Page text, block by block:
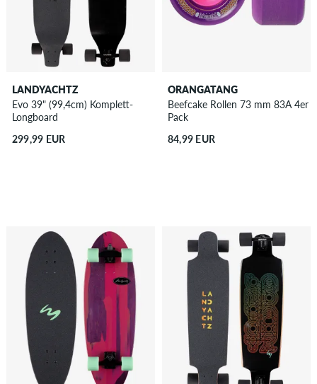
LANDYACHTZ
Evo 39" (99,4cm) Komplett-
Longboard
299,99 EUR
ORANGATANG
Beefcake Rollen 73 mm 83A 4er
Pack
84,99 EUR